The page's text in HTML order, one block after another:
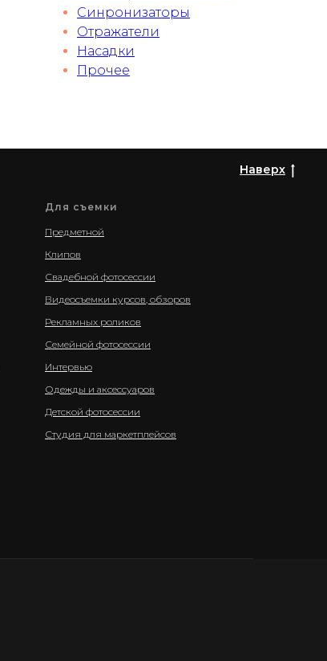
Синронизаторы
Отражатели
Насадки
Прочее
Наверх
Для съемки
Предметной
Клипов
Свадебной фотосессии
Видеосъемки курсов, обзоров
Рекламных роликов
Семейной фотосессии
Интервью
Одежды и аксессуаров
Детской фотосессии
Студия для маркетплейсов